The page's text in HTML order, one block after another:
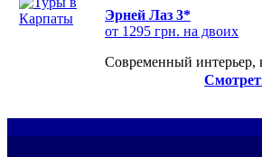
Эрней Лаз 3*
от 1295 грн. на двоих
Современный интерьер,